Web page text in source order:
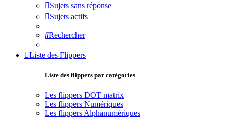
Sujets sans réponse
Sujets actifs
Rechercher
Liste des Flippers
Liste des flippers par catégories
Les flippers DOT matrix
Les flippers Numériques
Les flippers Alphanumériques